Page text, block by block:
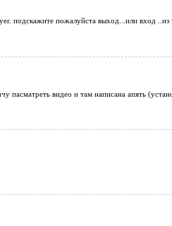
подскажите пожалуйста выход...или вход ..из
пасматреть видео и там написана апять